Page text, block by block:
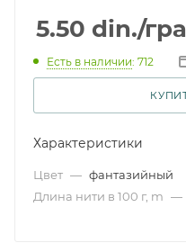
5.50 din./
Есть в наличии: 712
Характеристики
Цвет — фантазийный
Длина нити в 100 г, m —